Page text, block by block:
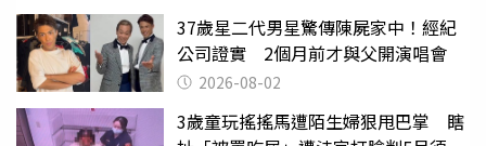
37歲星二代男星驚傳陳屍家中！經紀
公司證實 2個月前才與父開演唱會
2026-08-02
3歲童玩搖搖馬遭陌生婦狠甩巴掌 瞎